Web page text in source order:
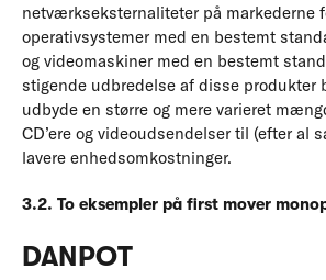
netværkseksternaliteter på markederne
operativsystemer med en bestemt
og videomaskiner med en bestemt
stigende udbredelse af disse produkter
udbyde en større og mere varieret
CD’ere og videoudsendelser til (efter al
lavere enhedsomkostninger.
3.2. To eksempler på first mover
DANPOT